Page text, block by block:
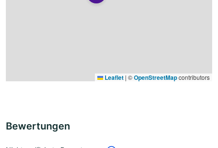
Leaflet | ©OpenStreetMapcontributors
Bewertungen